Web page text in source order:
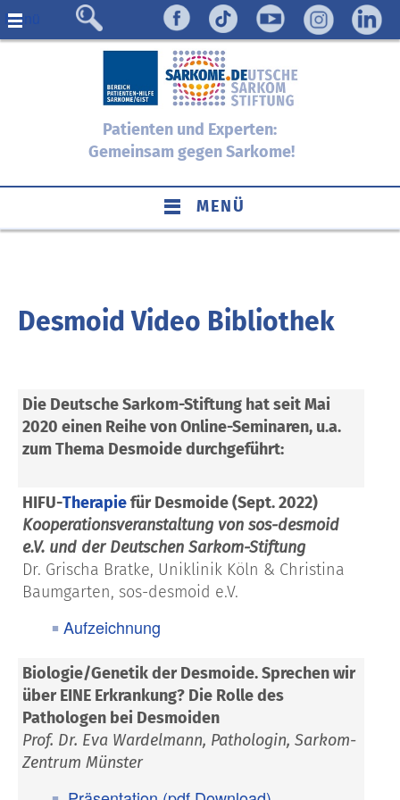
Menü
Patienten und Experten:
Gemeinsam gegen Sarkome!
MENÜ
Desmoid Video Bibliothek
Die Deutsche Sarkom-Stiftung hat seit Mai
2020 einen Reihe von Online-Seminaren, u.a.
zum Thema Desmoide durchgeführt:
HIFU-Therapiefür Desmoide (Sept. 2022)
Kooperationsveranstaltung von sos-desmoid
e.V. und der Deutschen Sarkom-Stiftung
Dr. Grischa Bratke, Uniklinik Köln & Christina
Baumgarten, sos-desmoid e.V.
Aufzeichnung
Biologie/Genetik der Desmoide. Sprechen wir
über EINE Erkrankung? Die Rolle des
Pathologen bei Desmoiden
Prof. Dr. Eva Wardelmann, Pathologin, Sarkom-
Zentrum Münster